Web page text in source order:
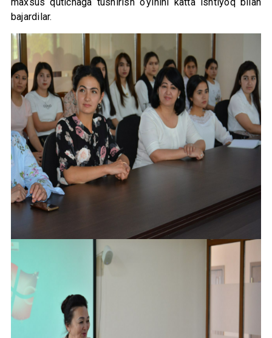
bajardilar.